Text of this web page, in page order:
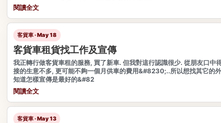
閱讀全文
客貨車 · May 18
客貨車租貨找工作及宣傳
我正轉行做客貨車租的服務, 買了新車. 但我對這行認識很少. 從朋友口中
接的生意不多, 更可能不夠一個月供車的費用&#8230;..所以想找其它的
知道怎樣宣傳是最好的&#82
閱讀全文
客貨車 · May 13